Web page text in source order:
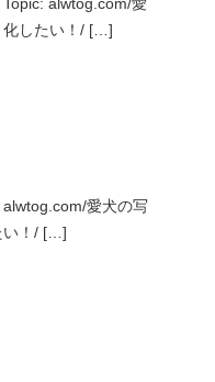
alwtog.com/愛
化したい！/ […]
愛犬の写
い！/ […]